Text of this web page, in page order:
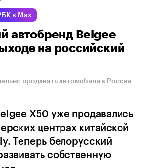
в Max
автобренд Belgee
на российский
продавать автомобили в России
Х50 уже продавались
центрах китайской
Теперь белорусский
собственную